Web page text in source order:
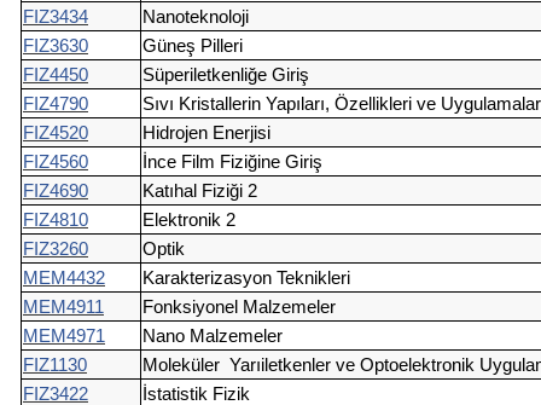
FIZ3434
Nanoteknoloji
FIZ3630
Güneş Pilleri
FIZ4450
Süperiletkenliğe Giriş
FIZ4790
Sıvı Kristallerin Yapıları, Özellikleri ve
FIZ4520
Hidrojen Enerjisi
FIZ4560
İnce Film Fiziğine Giriş
FIZ4690
Katıhal Fiziği 2
FIZ4810
Elektronik 2
FIZ3260
Optik
MEM4432
Karakterizasyon Teknikleri
MEM4911
Fonksiyonel Malzemeler
MEM4971
Nano Malzemeler
FIZ1130
Moleküler Yarıiletkenler ve Optoelektronik
FIZ3422
İstatistik Fizik